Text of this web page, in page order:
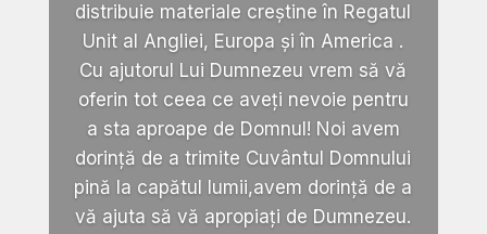
distribuie materiale creștine în Regatul
Unit al Angliei, Europa și în America .
Cu ajutorul Lui Dumnezeu vrem să vă
oferin tot ceea ce aveți nevoie pentru
a sta aproape de Domnul! Noi avem
dorință de a trimite Cuvântul Domnului
pină la capătul lumii,avem dorință de a
vă ajuta să vă apropiați de Dumnezeu.